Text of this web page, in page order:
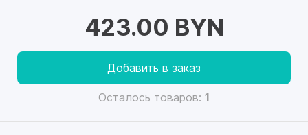
423.00 BYN
Добавить в заказ
Осталось товаров: 1